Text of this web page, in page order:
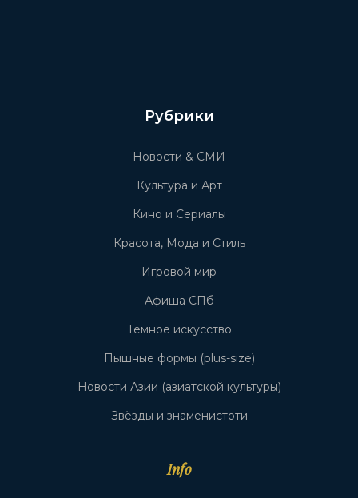
Рубрики
Новости & СМИ
Культура и Арт
Кино и Сериалы
Красота, Мода и Стиль
Игровой мир
Афиша СПб
Тёмное искусство
Пышные формы (plus-size)
Новости Азии (азиатской культуры)
Звёзды и знаменистоти
Info